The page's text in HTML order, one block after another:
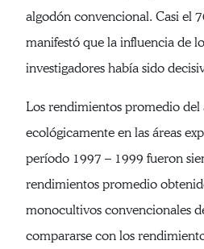
algodón convencional. Casi el
manifestó que la influencia de
investigadores había sido
Los rendimientos promedio
ecológicamente en las áreas
período 1997 – 1999 fueron
rendimientos promedio
monocultivos convencionales
compararse con los